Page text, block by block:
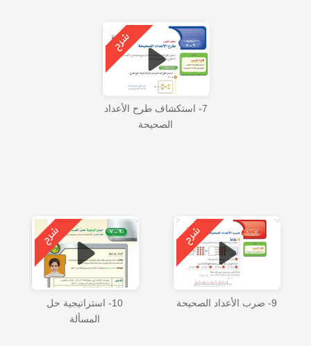
7- استكشاف طرح الأعداد
الصحيحة
9- ضرب الأعداد الصحيحة
10- استراتيجية حل
المسألة